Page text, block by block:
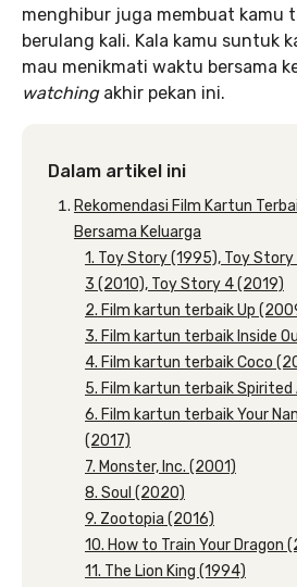
menghibur juga membuat kamu
berulang kali. Kala kamu suntuk
mau menikmati waktu bersama
watching akhir pekan ini.
Dalam artikel ini
Rekomendasi Film Kartun
Bersama Keluarga
1. Toy Story (1995), Toy
3 (2010), Toy Story 4 (2019)
2. Film kartun terbaik Up
3. Film kartun terbaik Inside
4. Film kartun terbaik Coco
5. Film kartun terbaik Spirited
6. Film kartun terbaik Your
(2017)
7. Monster, Inc. (2001)
8. Soul (2020)
9. Zootopia (2016)
10. How to Train Your Dragon
11. The Lion King (1994)